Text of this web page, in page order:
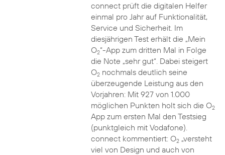
connect prüft die digitalen Helfer
einmal pro Jahr auf Funktionalität,
Service und Sicherheit. Im
diesjährigen Test erhält die „Mein
O2“-App zum dritten Mal in Folge
die Note „sehr gut“. Dabei steigert
O2nochmals deutlich seine
überzeugende Leistung aus den
Vorjahren: Mit 927 von 1.000
möglichen Punkten holt sich die O2
App zum ersten Mal den Testsieg
(punktgleich mit Vodafone).
connect kommentiert: O2„versteht
viel von Design und auch von